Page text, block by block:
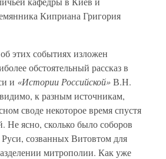
Киприана Григория
этих событиях изложен
обстоятельный рассказ в
и «Истории Российской»В.Н.
к разным источникам,
своде некоторое время спустя
Не ясно, сколько было соборов
созванных Витовтом для
митрополии. Как уже